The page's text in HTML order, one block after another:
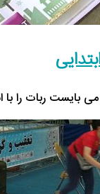
بایست ربات را